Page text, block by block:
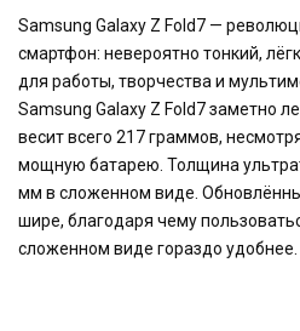
Samsung Galaxy Z Fold7 —
смартфон: невероятно тонкий,
для работы, творчества и
Samsung Galaxy Z Fold7 заметно
весит всего 217 граммов,
мощную батарею. Толщина
мм в сложенном виде.
шире, благодаря чему
сложенном виде гораздо удобнее.